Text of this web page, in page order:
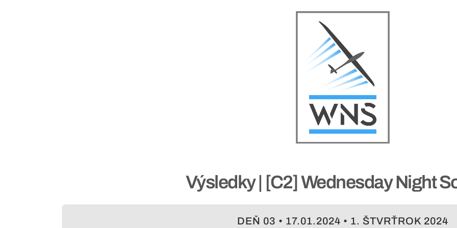
Výsledky | [C2] Wednesday Night
DEŇ 03 • 17.01.2024 • 1. ŠTVRŤROK 2024